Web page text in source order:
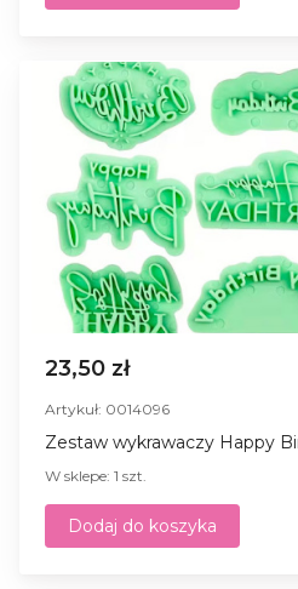
23,50 zł
Artykuł: 0014096
Zestaw wykrawaczy Happy
W sklepe: 1 szt.
Dodaj do koszyka